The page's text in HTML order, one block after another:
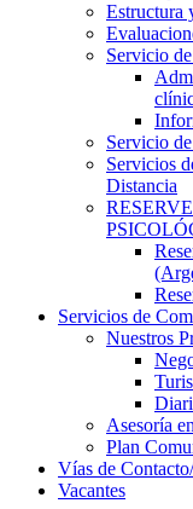
Estructura
Servicio
Servicio
Servicios
Distancia
Servicios de
Nuestros
Asesoría
Plan
Vías de
Vacantes